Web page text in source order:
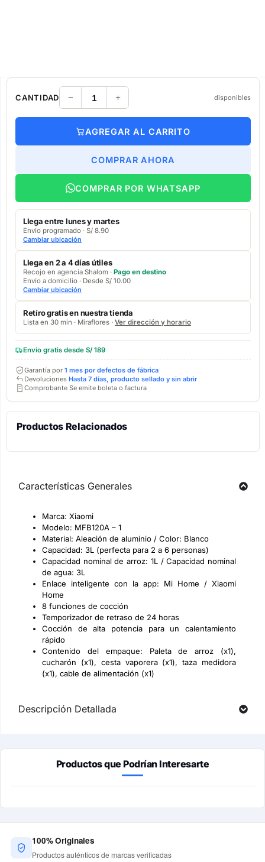
CANTIDAD disponibles
AGREGAR AL CARRITO
COMPRAR AHORA
COMPRAR POR WHATSAPP
Llega entre lunes y martes
Envío programado · S/ 8.90
Cambiar ubicación
Llega en 2 a 4 días útiles
Recojo en agencia Shalom · Pago en destino
Envío a domicilio · Desde S/ 10.00
Cambiar ubicación
Retíro gratis en nuestra tienda
Lista en 30 min · Miraflores · Ver dirección y horario
Envío gratis desde S/ 189
Garantía por 1 mes por defectos de fábrica
Devoluciones Hasta 7 días, producto sellado y sin abrir
Comprobante Se emite boleta o factura
Productos Relacionados
Características Generales
Marca: Xiaomi
Modelo: MFB120A – 1
Material: Aleación de aluminio / Color: Blanco
Capacidad: 3L (perfecta para 2 a 6 personas)
Capacidad nominal de arroz: 1L / Capacidad nominal
de agua: 3L
Enlace inteligente con la app: Mi Home / Xiaomi
Home
8 funciones de cocción
Temporizador de retraso de 24 horas
Cocción de alta potencia para un calentamiento
rápido
Contenido del empaque: Paleta de arroz (x1),
cucharón (x1), cesta vaporera (x1), taza medidora
(x1), cable de alimentación (x1)
Descripción Detallada
Productos que Podrían Interesarte
100% Originales
Productos auténticos de marcas verificadas